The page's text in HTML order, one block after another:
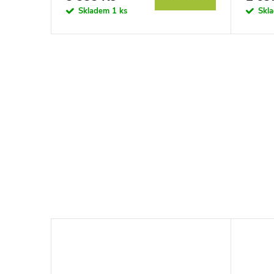
Skladem 1 ks